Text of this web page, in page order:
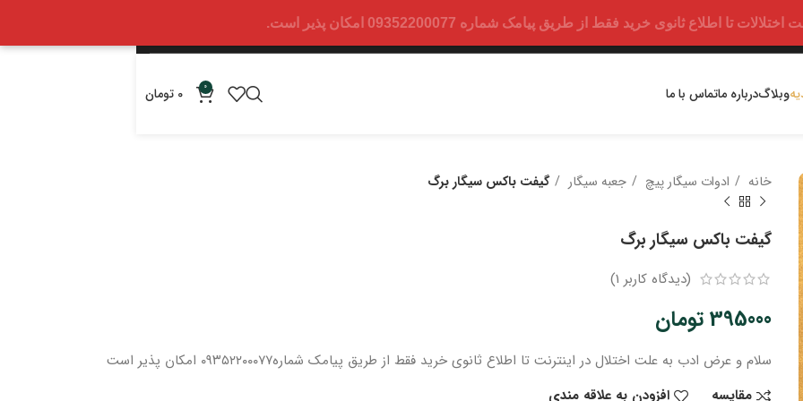
تا اطلاع ثانوی خرید فقط از طریق پیامک شماره 09352200077 امکان پذیر است.
وبلاگدرباره ماتماس با ما 0
0 تومان
خانه ادوات سیگار پیچ جعبه سیگار گیفت باکس سیگار برگ
گیفت باکس سیگار برگ
(دیدگاه کاربر 1
)
395000 تومان
سلام و عرض ادب به علت اختلال در اینترنتتا اطلاع ثانویخریدفقط از طریق پیامک شماره۰۹۳۵۲۲۰۰۰۷۷ امکان پذیر است
مقایسه
افزودن به علاقه مندی